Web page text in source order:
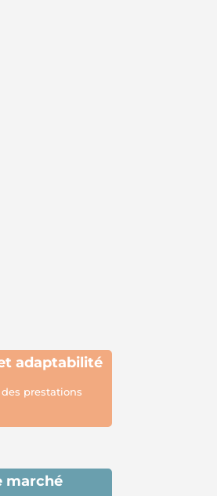
adaptabilité
prestations
marché